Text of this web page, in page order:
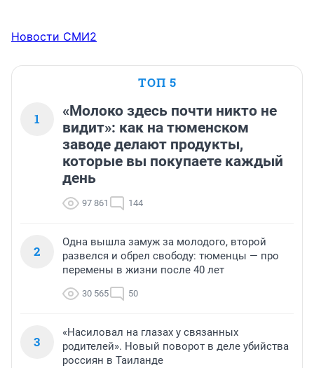
Новости СМИ2
ТОП 5
1
«Молоко здесь почти никто не
видит»: как на тюменском
заводе делают продукты,
которые вы покупаете каждый
день
97 861 144
2
Одна вышла замуж за молодого, второй
развелся и обрел свободу: тюменцы — про
перемены в жизни после 40 лет
30 565 50
3
«Насиловал на глазах у связанных
родителей». Новый поворот в деле убийства
россиян в Таиланде